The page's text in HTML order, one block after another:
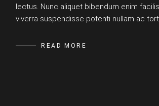
lectus. Nunc aliquet bibendum enim
viverra suspendisse potenti nullam ac
READ MORE